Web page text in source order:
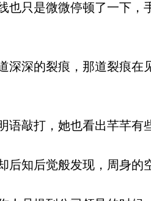
只是微微停顿了一下，
深的裂痕，那道裂痕在
敲打，她也看出芊芊有
知后觉般发现，周身的